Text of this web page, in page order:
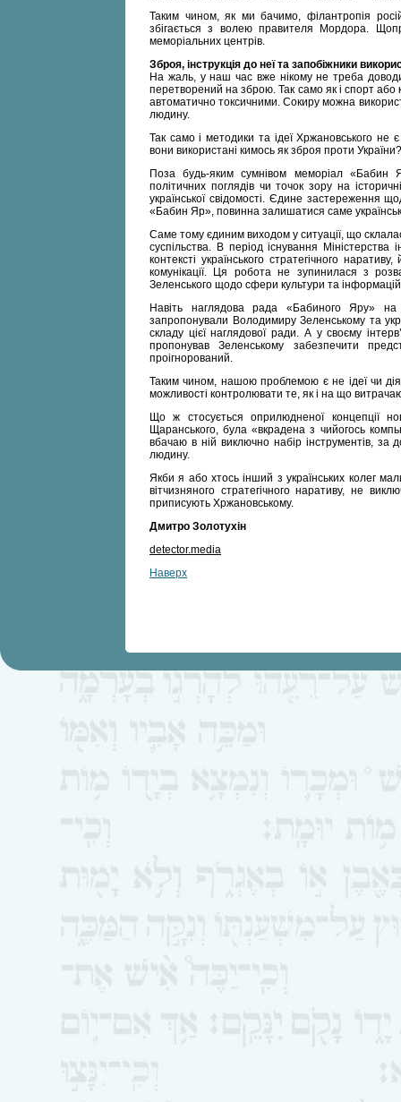
Таким чином, як ми бачимо, філантропія
збігається з волею правителя Мордора.
меморіальних центрів.
Зброя, інструкція до неї та запобіжники
На жаль, у наш час вже нікому не треба
перетворений на зброю. Так само як і спорт або
автоматично токсичними. Сокиру можна
людину.
Так само і методики та ідеї Хржановського
вони використані кимось як зброя проти
Поза будь-яким сумнівом меморіал «Бабин
політичних поглядів чи точок зору на
української свідомості. Єдине застереження
«Бабин Яр», повинна залишатися саме
Саме тому єдиним виходом у ситуації, що
суспільства. В період існування
контексті українського стратегічного
комунікації. Ця робота не зупинилася з
Зеленського щодо сфери культури та
Навіть наглядова рада «Бабиного Яру»
запропонували Володимиру Зеленському та
складу цієї наглядової ради. А у своєму
пропонував Зеленському забезпечити
проігнорований.
Таким чином, нашою проблемою є не ідеї чи
можливості контролювати те, як і на що
Що ж стосується оприлюдненої концепції
Щаранського, була «вкрадена з чийогось
вбачаю в ній виключно набір інструментів,
людину.
Якби я або хтось інший з українських колег
вітчизняного стратегічного наративу, не
приписують Хржановському.
Дмитро Золотухін
detector.media
Наверх